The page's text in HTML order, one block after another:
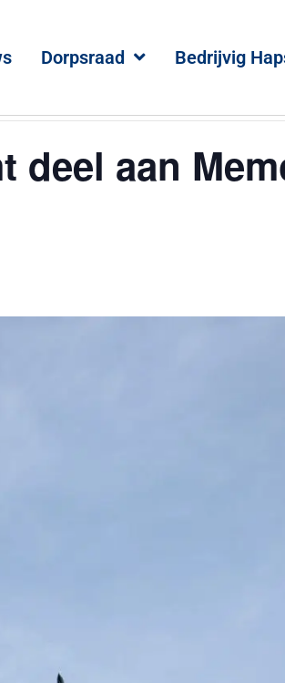
Dorpsraad Bedrijvig
deel aan